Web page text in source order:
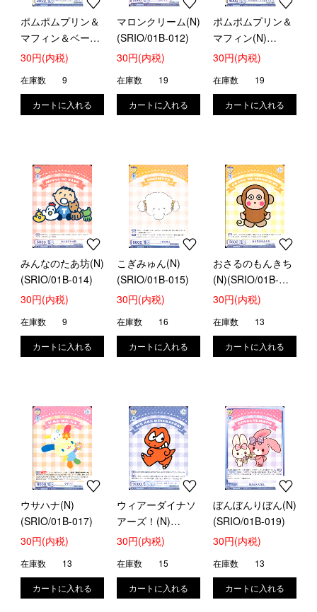
ポムポムプリン＆
マフィン＆ベーグ
ル＆スコーン(N)
30円(内税)
在庫数 9
マロンクリーム(N)
(SRIO/01B-012)
30円(内税)
在庫数 19
ポムポムプリン＆
マフィン(N)
(SRIO/01B-013)
30円(内税)
在庫数 19
みんなのたあ坊(N)
(SRIO/01B-014)
30円(内税)
在庫数 9
こぎみゅん(N)
(SRIO/01B-015)
30円(内税)
在庫数 16
おさるのもんきち
(N)(SRIO/01B-
016)
30円(内税)
在庫数 13
ウサハナ(N)
(SRIO/01B-017)
30円(内税)
在庫数 13
ウィアーダイナソ
アーズ！(N)
(SRIO/01B-018)
30円(内税)
在庫数 15
ぼんぼんりぼん(N)
(SRIO/01B-019)
30円(内税)
在庫数 13